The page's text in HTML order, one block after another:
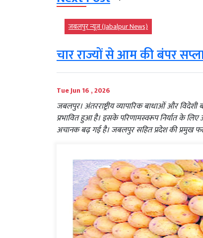
जबलपुर न्यूज़ (Jabalpur News)
चार राज्यों से आम की बंपर
Tue Jun 16 , 2026
जबलपुर। अंतरराष्ट्रीय व्यापारिक बाधाओं और
प्रभावित हुआ है। इसके परिणामस्वरूप निर्यात के
अचानक बढ़ गई है। जबलपुर सहित प्रदेश की प्रमुख